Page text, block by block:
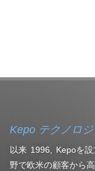
Kepo テクノロ
以来 1996, Kepoを
野で欧米の顧客から